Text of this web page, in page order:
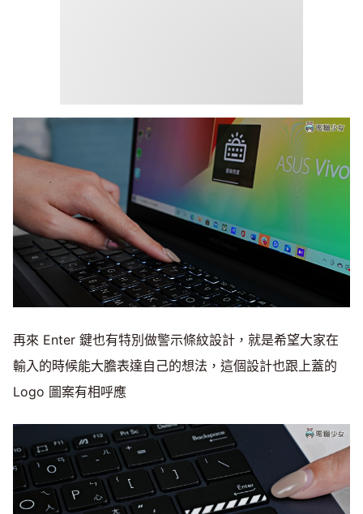
再來 Enter 鍵也有特別做警示條紋設計，就是希望大家在
輸入的時候能大膽表達自己的想法，這個設計也跟上蓋的
Logo 圖案有相呼應